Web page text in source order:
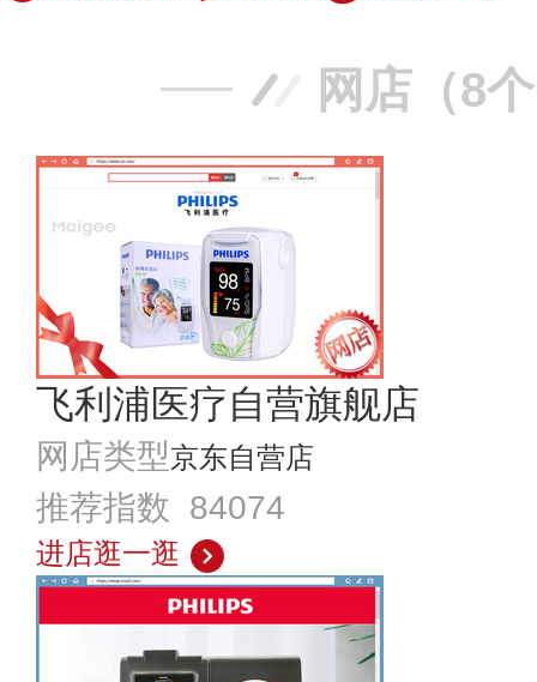
网店（8
飞利浦医疗自营旗舰店
网店类型京东自营店
推荐指数 84074
进店逛一逛